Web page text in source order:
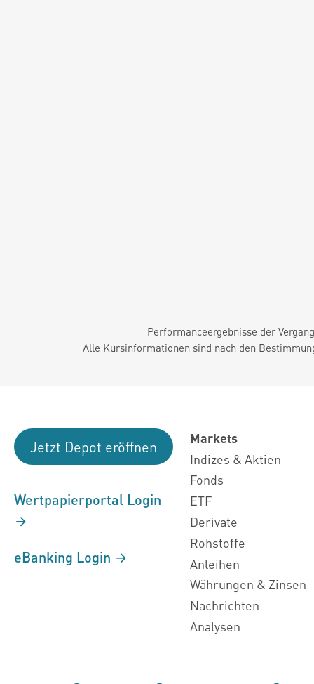
Performanceergebnisse der
Alle Kursinformationen sind nach den
Jetzt Depot eröffnen
Wertpapierportal Login
eBanking Login
Markets
Indizes & Aktien
Fonds
ETF
Derivate
Rohstoffe
Anleihen
Währungen & Zinsen
Nachrichten
Analysen